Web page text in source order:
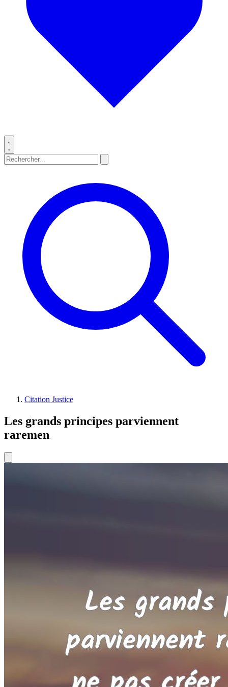
Citation Justice
Les grands principes parviennent
raremen